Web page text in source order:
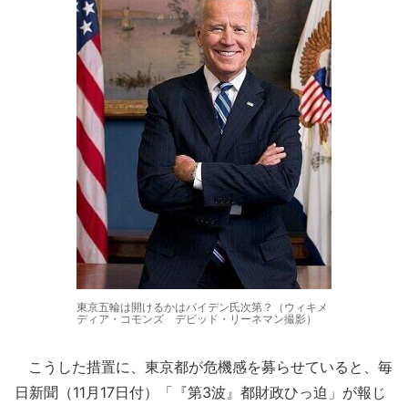
東京五輪は開けるかはバイデン氏次第？（ウィキメ
ディア・コモンズ デビッド・リーネマン撮影）
こうした措置に、東京都が危機感を募らせていると、毎
日新聞（11月17日付）「『第3波』都財政ひっ迫」が報じ